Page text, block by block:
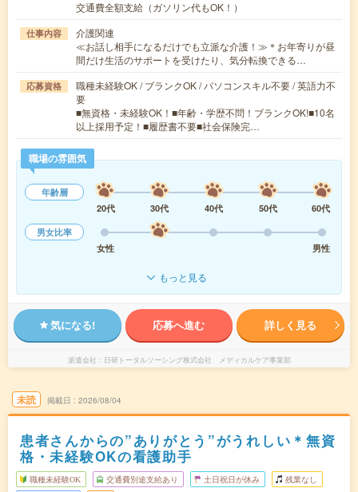
交通費全額支給（ガソリン代もOK！）
仕事内容
介護関連
≪お話し相手になるだけでも立派な介護！≫＊お年寄りが昼
間だけ生活のサポートを受けたり、気分転換できる…
応募資格
職種未経験OK / ブランクOK / パソコンスキル不要 / 英語力不
要
■無資格・未経験OK！■年齢・学歴不問！ブランクOK!■10名
以上採用予定！■履歴書不要■社会保険完…
職場の雰囲気
年齢層
20代
30代 40代 50代
60代
男女比率
女性
男性
もっと見る
気になる! 応募へ進む 詳しく見る
派遣会社 日研トータルソーシング株式会社 メディカルケア事業部
未読 掲載日 2026/08/04
患者さんからの”ありがとう”がうれしい＊無資
格・未経験OKの看護助手
職種未経験OK 交通費別途支給あり 土日祝日が休み 残業なし